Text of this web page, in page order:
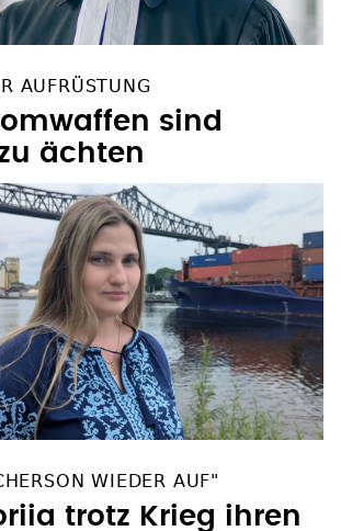
AUFRÜSTUNG
sind
ächten
WIEDER AUF"
trotz Krieg ihren